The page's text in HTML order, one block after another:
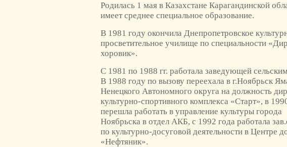
Родилась 1 мая в Казахстане Карагандинской
имеет среднее специальное образование.
В 1981 году окончила Днепропетровское
просветительное училище по специальности
хоровик».
С 1981 по 1988 гг. работала заведующей
В 1988 году по вызову переехала в г.Ноябрьск
Ненецкого Автономного округа на должность
культурно-спортивного комплекса «Старт», в
перешла работать в управление культуры города
Ноябрьска в отдел АКБ, с 1992 года работала
по культурно-досуговой деятельности в Центре
«Нефтяник».